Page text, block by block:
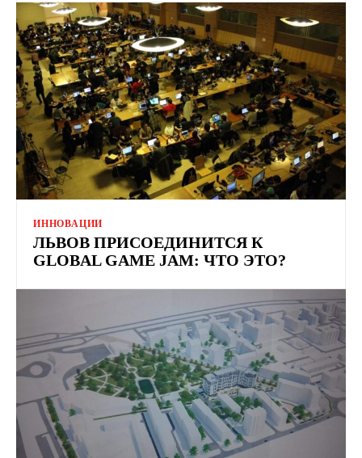
ИННОВАЦИИ
ЛЬВОВ ПРИСОЕДИНИТСЯ К
GLOBAL GAME JAM: ЧТО ЭТО?